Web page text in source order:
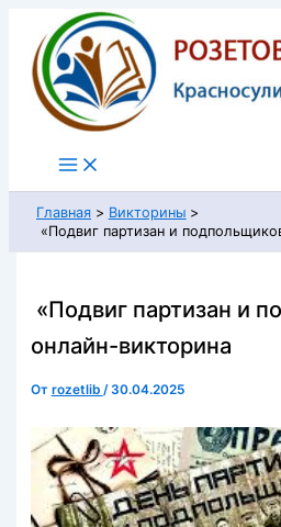
Перейти
содержимому
Главная
Викторины
«Подвиг партизан и
«Подвиг партизан и
онлайн-викторина
От rozetlib /30.04.2025